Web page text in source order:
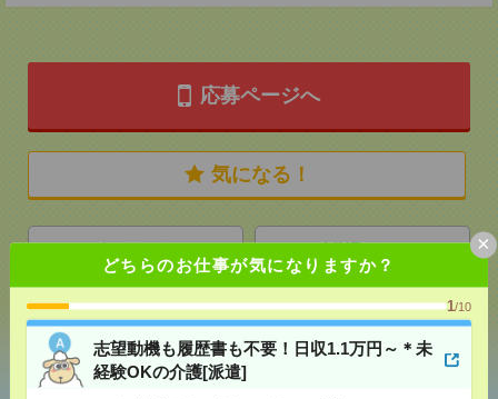
どちらのお仕事が気になりますか？
1/10
志望動機も履歴書も不要！日収1.1万円～＊未
経験OKの介護[派遣]
×
応募ページへ
気になる！
メール LINE
シェア ツイート ブックマーク